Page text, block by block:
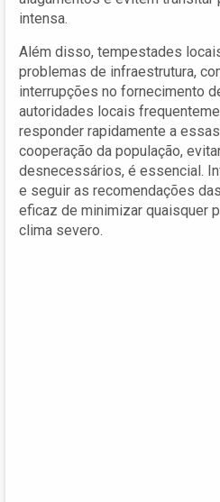
intensa.
Além disso, tempestades
problemas de infraestrutura,
interrupções no fornecimento
autoridades locais
responder rapidamente a
cooperação da população,
desnecessários, é essencial.
e seguir as recomendações
eficaz de minimizar quaisquer
clima severo.